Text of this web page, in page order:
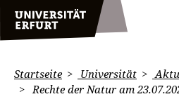
Startseite Universität
Rechte der Natur am